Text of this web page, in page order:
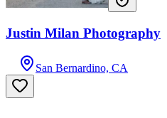
Justin Milan Photography
San Bernardino, CA